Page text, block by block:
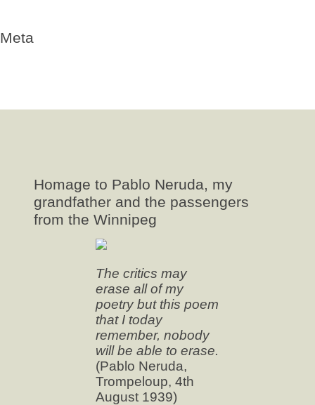
Meta
Homage to Pablo Neruda, my
grandfather and the passengers
from the Winnipeg
The critics may
erase all of my
poetry but this poem
that I today
remember, nobody
will be able to erase.
(Pablo Neruda,
Trompeloup, 4th
August 1939)